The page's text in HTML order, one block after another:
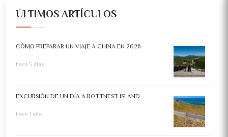
ÚLTIMOS ARTÍCULOS
CÓMO PREPARAR UN VIAJE A CHINA EN 2026
hace 5 días
EXCURSIÓN DE UN DÍA A ROTTNEST ISLAND
hace 1 año